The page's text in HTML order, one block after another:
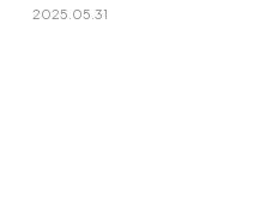
2025.05.31